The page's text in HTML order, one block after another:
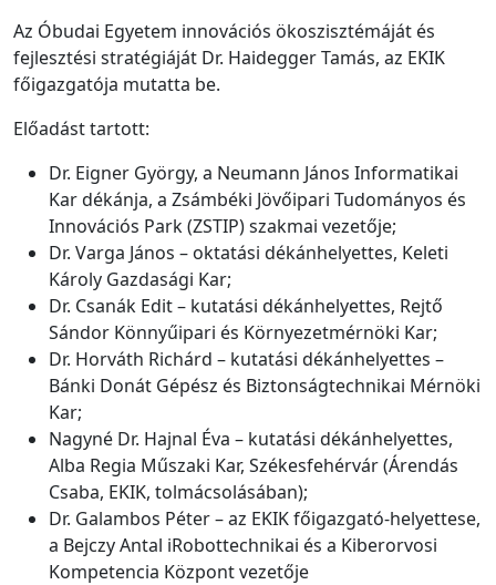
Az Óbudai Egyetem innovációs ökoszisztémáját és
fejlesztési stratégiáját Dr. Haidegger Tamás, az EKIK
főigazgatója mutatta be.
Előadást tartott:
Dr. Eigner György, a Neumann János Informatikai
Kar dékánja, a Zsámbéki Jövőipari Tudományos és
Innovációs Park (ZSTIP) szakmai vezetője;
Dr. Varga János – oktatási dékánhelyettes, Keleti
Károly Gazdasági Kar;
Dr. Csanák Edit – kutatási dékánhelyettes, Rejtő
Sándor Könnyűipari és Környezetmérnöki Kar;
Dr. Horváth Richárd – kutatási dékánhelyettes –
Bánki Donát Gépész és Biztonságtechnikai Mérnöki
Kar;
Nagyné Dr. Hajnal Éva – kutatási dékánhelyettes,
Alba Regia Műszaki Kar, Székesfehérvár (Árendás
Csaba, EKIK, tolmácsolásában);
Dr. Galambos Péter – az EKIK főigazgató-helyettese,
a Bejczy Antal iRobottechnikai és a Kiberorvosi
Kompetencia Központ vezetője